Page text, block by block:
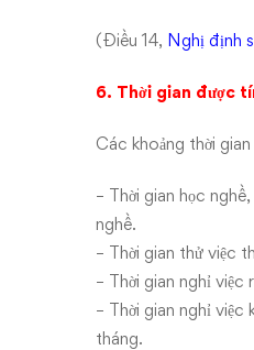
(Điều 14, Nghị định
6. Thời gian được
Các khoảng thời
– Thời gian học
nghề.
– Thời gian thử việc
– Thời gian nghỉ việc
– Thời gian nghỉ việc
tháng.